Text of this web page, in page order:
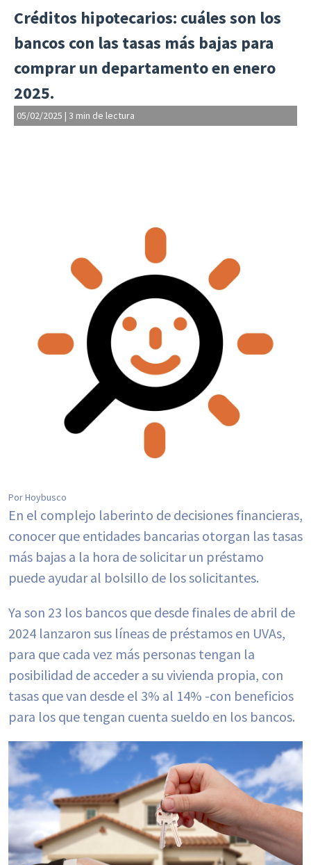
Créditos hipotecarios: cuáles son los
bancos con las tasas más bajas para
comprar un departamento en enero
2025.
05/02/2025 | 3 min de lectura
Por Hoybusco
En el complejo laberinto de decisiones financieras,
conocer que entidades bancarias otorgan las tasas
más bajas a la hora de solicitar un préstamo
puede ayudar al bolsillo de los solicitantes.
Ya son 23 los bancos que desde finales de abril de
2024 lanzaron sus líneas de préstamos en UVAs,
para que cada vez más personas tengan la
posibilidad de acceder a su vivienda propia, con
tasas que van desde el 3% al 14% -con beneficios
para los que tengan cuenta sueldo en los bancos.